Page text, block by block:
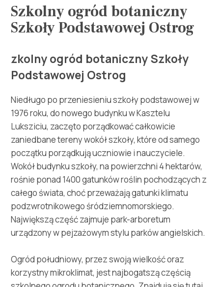
Info
Multimedia
Safe in Dalmatia
+385 21 227 933
info@kastela-info.hr
Villa Nika, Kamberovo šetalište 30,
21216 Kaštel Stari, Hrvatska
Wskazówki
Szkolny ogród botaniczny
Szkoły Podstawowej Ostrog
zkolny ogród botaniczny Szkoły
Podstawowej Ostrog
Niedługo po przeniesieniu szkoły podstawowej w
1976 roku, do nowego budynku w Kasztelu
Luksziciu, zaczęto porządkować całkowicie
zaniedbane tereny wokół szkoły, które od samego
początku porządkują uczniowie i nauczyciele.
Wokół budynku szkoły, na powierzchni 4 hektarów,
rośnie ponad 1400 gatunków roślin pochodzących z
całego świata, choć przeważają gatunki klimatu
podzwrotnikowego śródziemnomorskiego.
Największą część zajmuje park-arboretum
urządzony w pejzażowym stylu parków angielskich.
Ogród południowy, przez swoją wielkość oraz
korzystny mikroklimat, jest najbogatszą częścią